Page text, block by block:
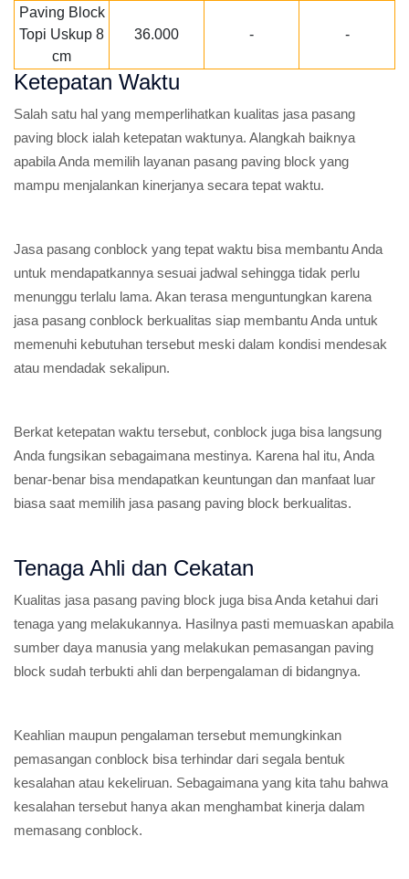
Paving Block
Topi Uskup 8
cm
36.000 - -
Ketepatan Waktu
Salah satu hal yang memperlihatkan kualitas jasa pasang
paving block ialah ketepatan waktunya. Alangkah baiknya
apabila Anda memilih layanan pasang paving block yang
mampu menjalankan kinerjanya secara tepat waktu.
Jasa pasang conblock yang tepat waktu bisa membantu Anda
untuk mendapatkannya sesuai jadwal sehingga tidak perlu
menunggu terlalu lama. Akan terasa menguntungkan karena
jasa pasang conblock berkualitas siap membantu Anda untuk
memenuhi kebutuhan tersebut meski dalam kondisi mendesak
atau mendadak sekalipun.
Berkat ketepatan waktu tersebut, conblock juga bisa langsung
Anda fungsikan sebagaimana mestinya. Karena hal itu, Anda
benar-benar bisa mendapatkan keuntungan dan manfaat luar
biasa saat memilih jasa pasang paving block berkualitas.
Tenaga Ahli dan Cekatan
Kualitas jasa pasang paving block juga bisa Anda ketahui dari
tenaga yang melakukannya. Hasilnya pasti memuaskan apabila
sumber daya manusia yang melakukan pemasangan paving
block sudah terbukti ahli dan berpengalaman di bidangnya.
Keahlian maupun pengalaman tersebut memungkinkan
pemasangan conblock bisa terhindar dari segala bentuk
kesalahan atau kekeliruan. Sebagaimana yang kita tahu bahwa
kesalahan tersebut hanya akan menghambat kinerja dalam
memasang conblock.